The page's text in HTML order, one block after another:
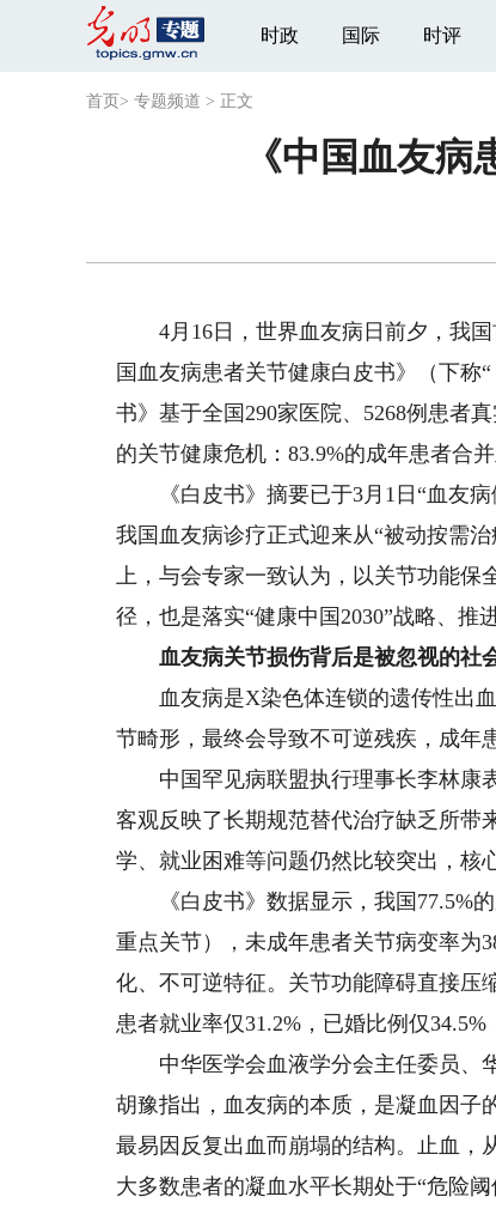
时政 国际 时评
首页 > 专题频道 > 正文
《中国血友
4月16日，世界血友病日前夕，我国
国血友病患者关节健康白皮书》（下称
书》基于全国290家医院、5268例患者
的关节健康危机：83.9%的成年患者合
《白皮书》摘要已于3月1日“血友病
我国血友病诊疗正式迎来从“被动按需
上，与会专家一致认为，以关节功能保
径，也是落实“健康中国2030”战略、推
血友病关节损伤背后是被忽视的社
血友病是X染色体连锁的遗传性出血
节畸形，最终会导致不可逆残疾，成年
中国罕见病联盟执行理事长李林康表
客观反映了长期规范替代治疗缺乏所带
学、就业困难等问题仍然比较突出，核
《白皮书》数据显示，我国77.5%的
重点关节），未成年患者关节病变率为
化、不可逆特征。关节功能障碍直接压
患者就业率仅31.2%，已婚比例仅
中华医学会血液学分会主任委员、
胡豫指出，血友病的本质，是凝血因子
最易因反复出血而崩塌的结构。止血，
大多数患者的凝血水平长期处于“危险